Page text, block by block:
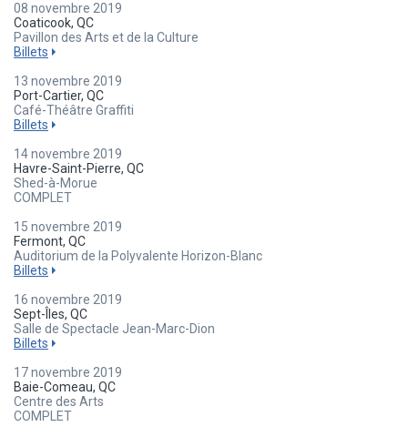
08 novembre 2019
Coaticook, QC
Pavillon des Arts et de la Culture
Billets
13 novembre 2019
Port-Cartier, QC
Café-Théâtre Graffiti
Billets
14 novembre 2019
Havre-Saint-Pierre, QC
Shed-à-Morue
COMPLET
15 novembre 2019
Fermont, QC
Auditorium de la Polyvalente Horizon-Blanc
Billets
16 novembre 2019
Sept-Îles, QC
Salle de Spectacle Jean-Marc-Dion
Billets
17 novembre 2019
Baie-Comeau, QC
Centre des Arts
COMPLET